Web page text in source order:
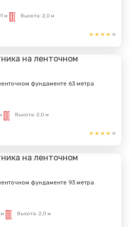
м Высота: 2,0 м
фундаменте 63 метра
Высота: 2,0 м
фундаменте 93 метра
м Высота: 2,0 м